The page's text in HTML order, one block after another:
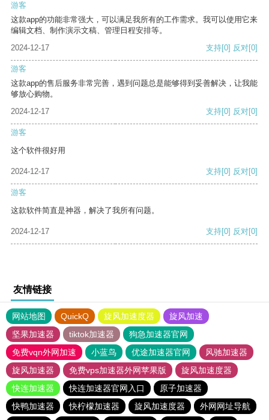
游客
这款app的功能非常强大，可以满足我所有的工作需求。我可以使用它来
编辑文档、制作演示文稿、管理日程安排等。
2024-12-17
支持[0] 反对[0]
游客
这款app的售后服务非常完善，遇到问题总是能够得到妥善解决，让我能
够放心购物。
2024-12-17
支持[0] 反对[0]
游客
这个软件很好用
2024-12-17 支持[0] 反对[0]
游客
这款软件简直是神器，解决了我所有问题。
2024-12-17 支持[0] 反对[0]
友情链接
网站地图 QuickQ 旋风加速度器
旋风加速
坚果加速器
tiktok加速器
狗急加速器官网
免费vqn外网加速
小蓝鸟 优途加速器官网
风驰加速器
旋风加速器
免费vps加速器外网苹果版
旋风加速度器
快连加速器
快连加速器官网入口
原子加速器
快鸭加速器
快柠檬加速器 旋风加速度器
外网网址导航